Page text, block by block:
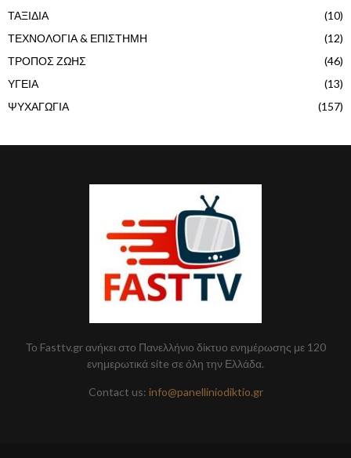
ΤΑΞΙΔΙΑ
(10)
ΤΕΧΝΟΛΟΓΙΑ & ΕΠΙΣΤΗΜΗ
(12)
ΤΡΟΠΟΣ ΖΩΗΣ
(46)
ΥΓΕΙΑ
(13)
ΨΥΧΑΓΩΓΙΑ
(157)
Το Fasttv.gr ανήκει στο Πανελλήνιο δίκτυο ενημέρωσης με 120
ενημερωτικά site σε όλη την Ελλάδα.
Contact us: info@panelliniodiktio.gr